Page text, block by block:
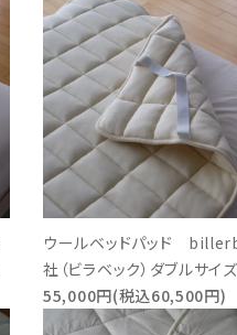
ウールベッドパッド
社（ビラベック）ダブルサイズ
55,000円(税込60,500円)